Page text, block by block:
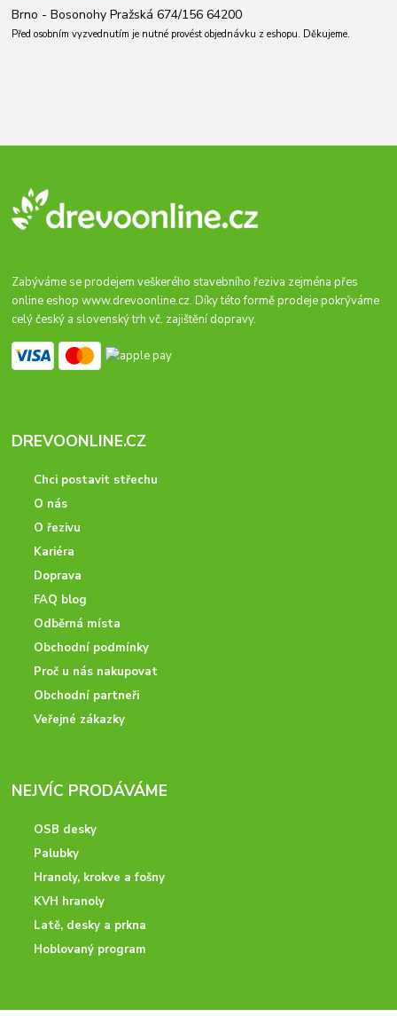
Brno - Bosonohy Pražská 674/156 64200
Před osobním vyzvednutím je nutné provést objednávku z eshopu. Děkujeme.
Zabýváme se prodejem veškerého stavebního řeziva zejména přes
online eshopwww.drevoonline.cz. Díky této formě prodeje pokrýváme
celý český a slovenský trh vč. zajištění dopravy.
DREVOONLINE.CZ
Chci postavit střechu
O nás
O řezivu
Kariéra
Doprava
FAQ blog
Odběrná místa
Obchodní podmínky
Proč u nás nakupovat
Obchodní partneři
Veřejné zákazky
NEJVÍC PRODÁVÁME
OSB desky
Palubky
Hranoly, krokve a fošny
KVH hranoly
Latě, desky a prkna
Hoblovaný program